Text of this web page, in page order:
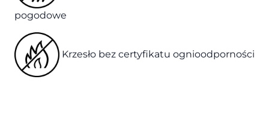
pogodowe
Krzesło bez certyfikatu ognioodporności